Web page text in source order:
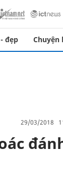
đẹp Chuyện
29/03/2018